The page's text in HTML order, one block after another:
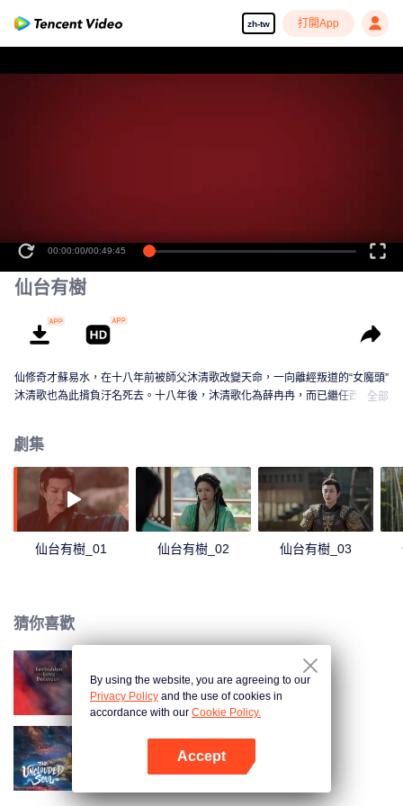
zh-tw 打開App
00:00:00/00:49:45
仙台有樹
仙修奇才蘇易水，在十八年前被師父沐清歌改變天命，一向離經叛道的“女魔頭”
沐清歌也為此揹負汙名死去。十八年後，沐清歌化為薛冉冉，而已繼任西山派
全部
劇集
仙台有樹_01 仙台有樹_02 仙台有樹_03
猜你喜歡
仙君有劫
By using the website, you are agreeing to our
Privacy Policy and the use of cookies in
accordance with our Cookie Policy.
Accept